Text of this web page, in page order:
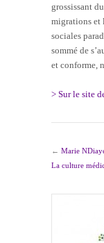
grossissant
migrations et
sociales
sommé de
et conforme,
> Sur le site
← Marie
La culture